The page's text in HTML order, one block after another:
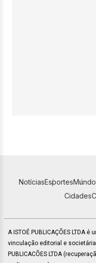
NotíciasEsportesMundo
Cidades
A ISTOÉ PUBLICAÇÕES LTDA
vinculação editorial e societária
PUBLICACÕES LTDA